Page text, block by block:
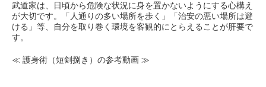
武道家は、日頃から危険な状況に身を置かないようにする心構え
が大切です。「人通りの多い場所を歩く」「治安の悪い場所は避
ける」等、自分を取り巻く環境を客観的にとらえることが肝要で
す。
≪ 護身術（短剣捌き）の参考動画 ≫